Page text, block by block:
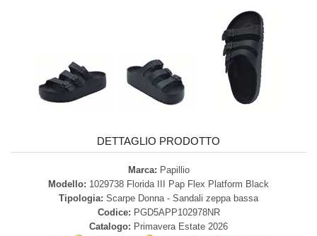
DETTAGLIO PRODOTTO
Marca: Papillio
Modello: 1029738 Florida III Pap Flex Platform Black
Tipologia: Scarpe Donna - Sandali zeppa bassa
Codice: PGD5APP102978NR
Catalogo: Primavera Estate 2026